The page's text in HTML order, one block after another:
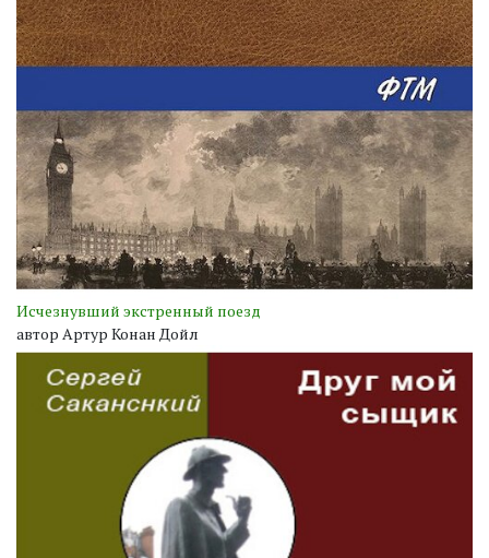
Исчезнувший экстренный поезд
автор Артур Конан Дойл